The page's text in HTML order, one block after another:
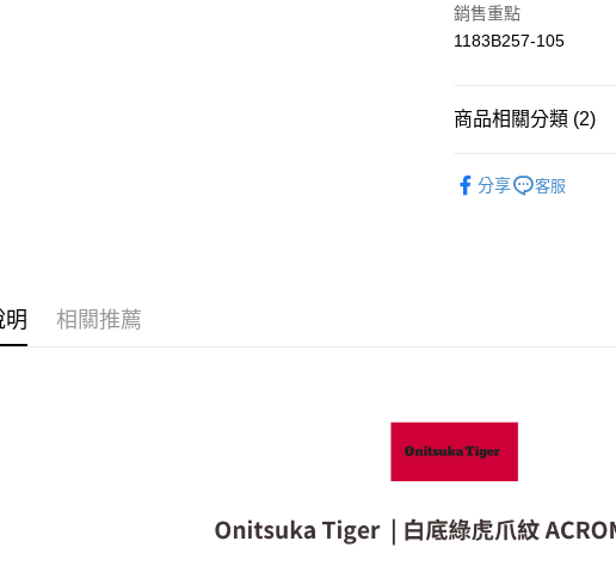
運送方式
付款後7-11取貨
宅配
銷售重點
1183B257-105
商品相關分類 (2)
分享 客服
明 相關推薦